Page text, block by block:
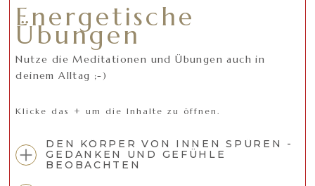
Energetische
Übungen
Nutze die Meditationen und Übungen auch in
deinem Alltag ;-)
Klicke das + um die Inhalte zu öffnen.
DEN KÖRPER VON INNEN SPÜREN -
GEDANKEN UND GEFÜHLE
BEOBACHTEN